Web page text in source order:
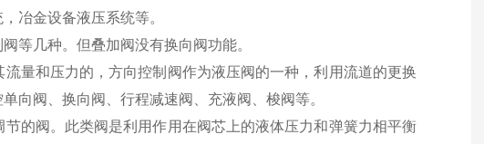
冶金设备液压系统等。
等几种。但叠加阀没有换向阀功能。
量和压力的，方向控制阀作为液压阀的一种，利用流道的更换
向阀、换向阀、行程减速阀、充液阀、梭阀等。
的阀。此类阀是利用作用在阀芯上的液体压力和弹簧力相平衡